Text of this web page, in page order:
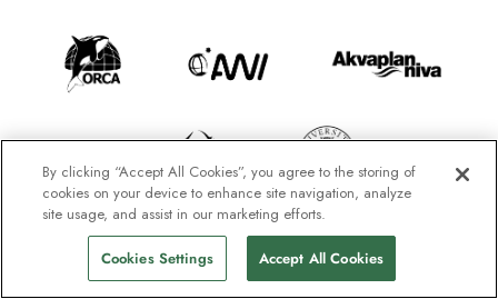
By clicking “Accept All Cookies”, you agree to the storing of
cookies on your device to enhance site navigation, analyze
site usage, and assist in our marketing efforts.
Cookies Settings Accept All Cookies